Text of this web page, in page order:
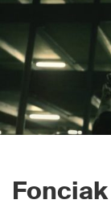
Fonciak